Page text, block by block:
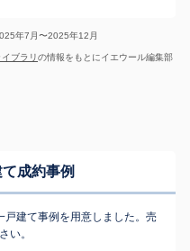
年7月〜2025年12月
ブラリの情報をもとにイエウール編集部
成約事例
建て事例を用意しました。売
い。